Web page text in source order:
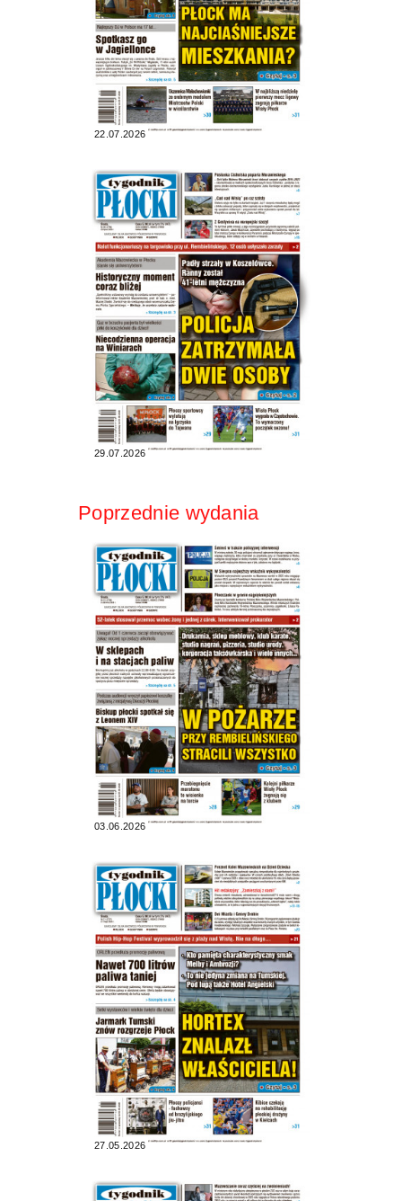
22.07.2026
29.07.2026
Poprzednie wydania
03.06.2026
27.05.2026